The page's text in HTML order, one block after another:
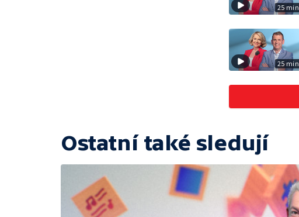
25 min
25 min
Ostatní také sledují